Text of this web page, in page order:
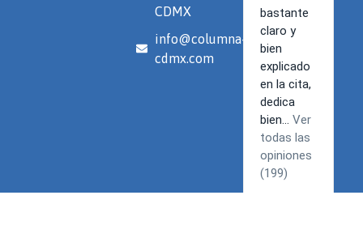
CDMX
info@columna-
cdmx.com